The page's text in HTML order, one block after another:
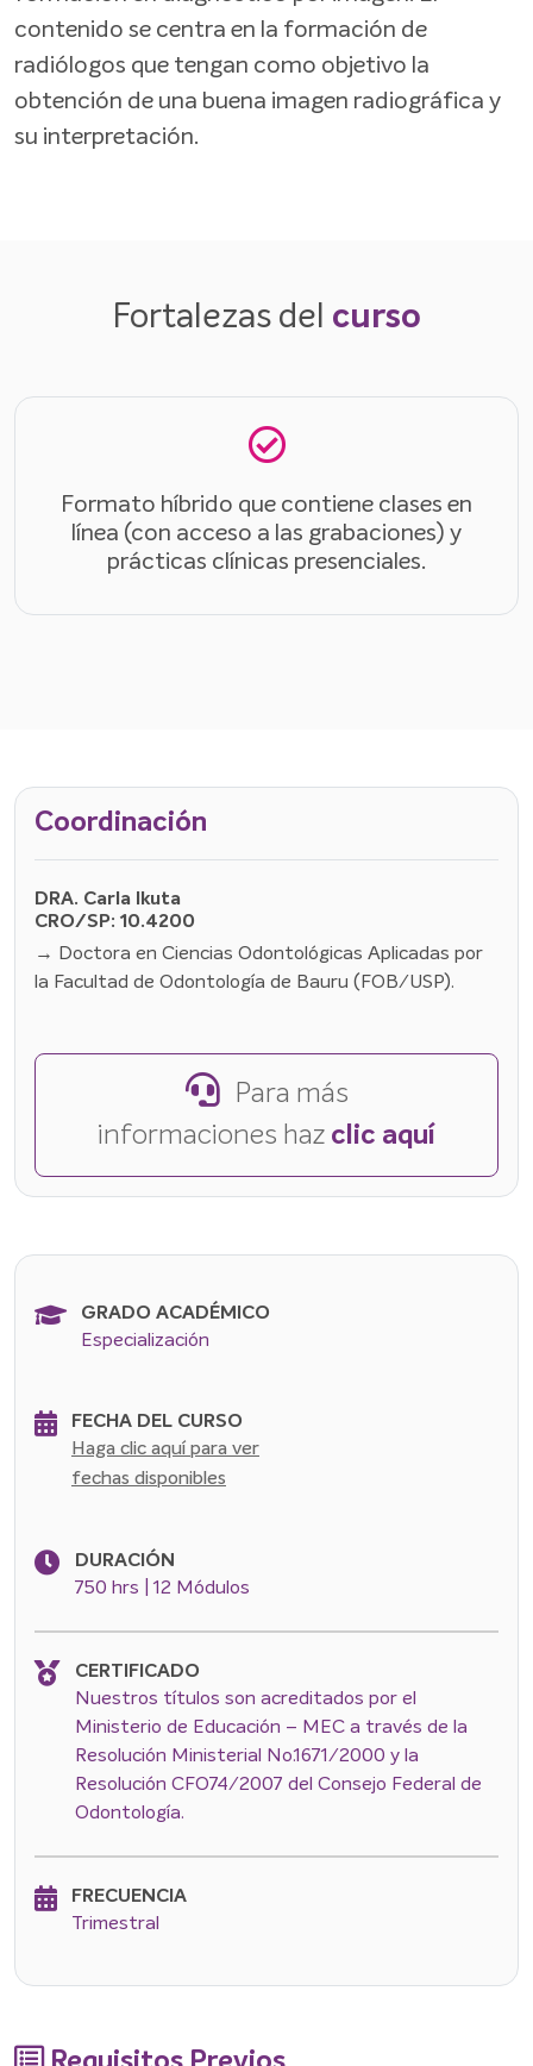
contenido se centra en la formación de
radiólogos que tengan como objetivo la
obtención de una buena imagen radiográfica y
su interpretación.
Fortalezas del curso
Formato híbrido que contiene clases en
línea (con acceso a las grabaciones) y
prácticas clínicas presenciales.
Coordinación
DRA. Carla Ikuta
CRO/SP: 10.4200
→ Doctora en Ciencias Odontológicas Aplicadas por
la Facultad de Odontología de Bauru (FOB/USP).
Para más
informaciones haz clic aquí
GRADO ACADÉMICO
Especialización
FECHA DEL CURSO
Haga clic aquí para ver
fechas disponibles
DURACIÓN
750 hrs | 12 Módulos
CERTIFICADO
Nuestros títulos son acreditados por el
Ministerio de Educación – MEC a través de la
Resolución Ministerial No.1671/2000 y la
Resolución CFO74/2007 del Consejo Federal de
Odontología.
FRECUENCIA
Trimestral